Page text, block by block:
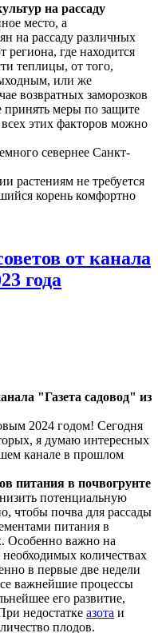
на рассаду
место, а
на рассаду различных
региона, где находится
теплицы, от того,
или же
возвратных заморозков
меры по защите
этих факторов можно
севернее Санкт-
растениям не требуется
корень комфортно
от канала
года
"Газета садовод" из
2024 годом! Сегодня
я думаю интересных
канале в прошлом
питания в почвогрунте
потенциальную
чтобы почва для рассады
питания в
Особенно важно на
количествах
в первые две недели
важнейшие процессы
его развитие,
недостатке азота и
плодов.